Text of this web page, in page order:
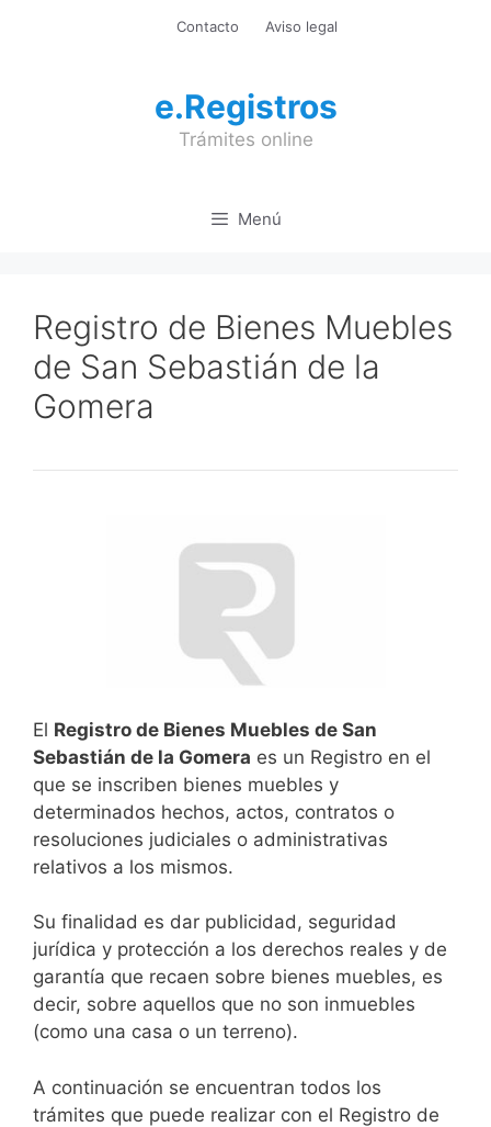
Contacto Aviso legal
e.Registros
Trámites online
Menú
Registro de Bienes Muebles
de San Sebastián de la
Gomera
El Registro de Bienes Muebles de San
Sebastián de la Gomera es un Registro en el
que se inscriben bienes muebles y
determinados hechos, actos, contratos o
resoluciones judiciales o administrativas
relativos a los mismos.
Su finalidad es dar publicidad, seguridad
jurídica y protección a los derechos reales y de
garantía que recaen sobre bienes muebles, es
decir, sobre aquellos que no son inmuebles
(como una casa o un terreno).
A continuación se encuentran todos los
trámites que puede realizar con el Registro de